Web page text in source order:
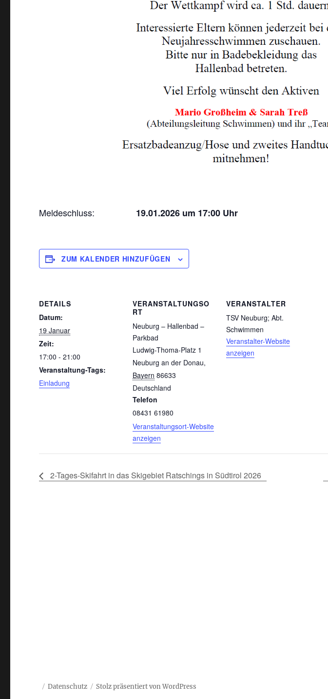
Meldeschluss: 19.01.2026 um 17:00 Uhr
ZUM KALENDER HINZUFÜGEN
DETAILS
Datum:
19 Januar
Zeit:
17:00 - 21:00
Veranstaltung-Tags:
Einladung
VERANSTALTUNGSO
RT
Neuburg – Hallenbad –
Parkbad
Ludwig-Thoma-Platz 1
Neuburg an der Donau,
Bayern 86633
Deutschland
Telefon
08431 61980
Veranstaltungsort-Website
anzeigen
VERANSTALTER
TSV Neuburg; Abt.
Schwimmen
Veranstalter-Website
anzeigen
2-Tages-Skifahrt in das Skigebiet Ratschings in Südtirol 2026
Datenschutz Stolz präsentiert von WordPress